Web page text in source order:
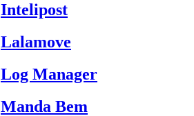
Intelipost
Lalamove
Log Manager
Manda Bem